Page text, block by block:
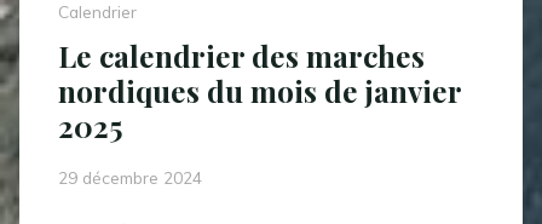
mois
de
Calendrier
Le calendrier des marches
nordiques du mois de janvier
2025
29 décembre 2024